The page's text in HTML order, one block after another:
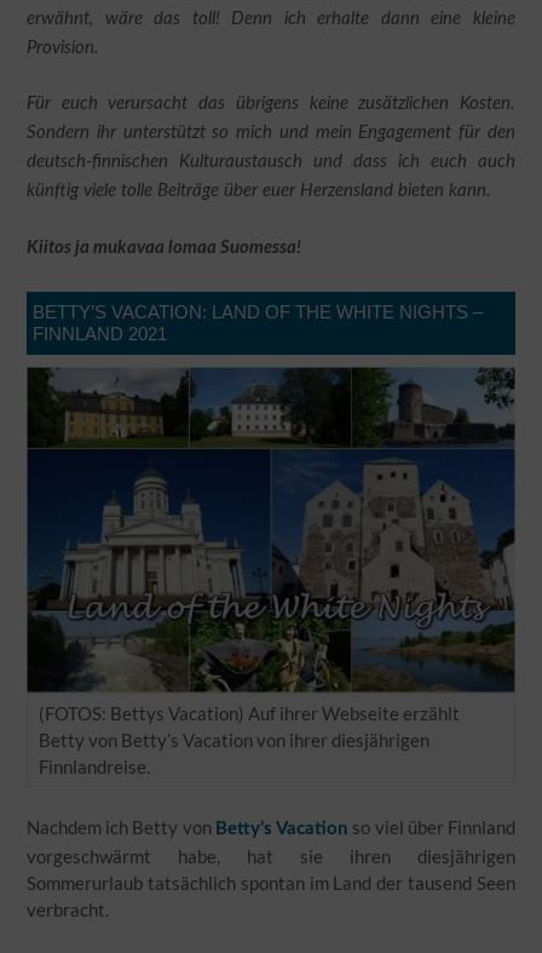
erwähnt, wäre das toll! Denn ich erhalte dann eine kleine
Provision.
Für euch verursacht das übrigens keine zusätzlichen Kosten.
Sondern ihr unterstützt so mich und mein Engagement für den
deutsch-finnischen Kulturaustausch und dass ich euch auch
künftig viele tolle Beiträge über euer Herzensland bieten kann.
Kiitos ja mukavaa lomaa Suomessa!
BETTY’S VACATION: LAND OF THE WHITE NIGHTS –
FINNLAND 2021
(FOTOS: Bettys Vacation) Auf ihrer Webseite erzählt
Betty von Betty’s Vacation von ihrer diesjährigen
Finnlandreise.
Nachdem ich Betty von Betty’s Vacation so viel über Finnland
vorgeschwärmt habe, hat sie ihren diesjährigen
Sommerurlaub tatsächlich spontan im Land der tausend Seen
verbracht.